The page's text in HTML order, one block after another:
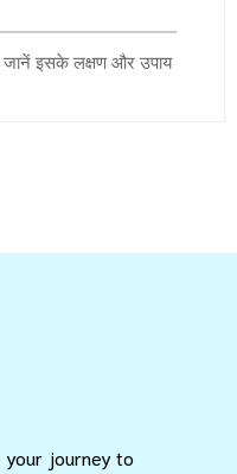
जानें इसके लक्षण और उपाय
your journey to